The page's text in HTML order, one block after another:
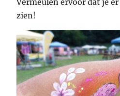
Vermeulen ervoor dat je
zien!